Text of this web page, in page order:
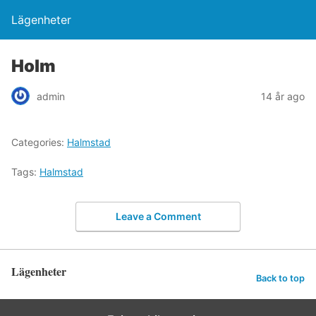
Lägenheter
Holm
admin 14 år ago
Categories: Halmstad
Tags: Halmstad
Leave a Comment
Lägenheter Back to top